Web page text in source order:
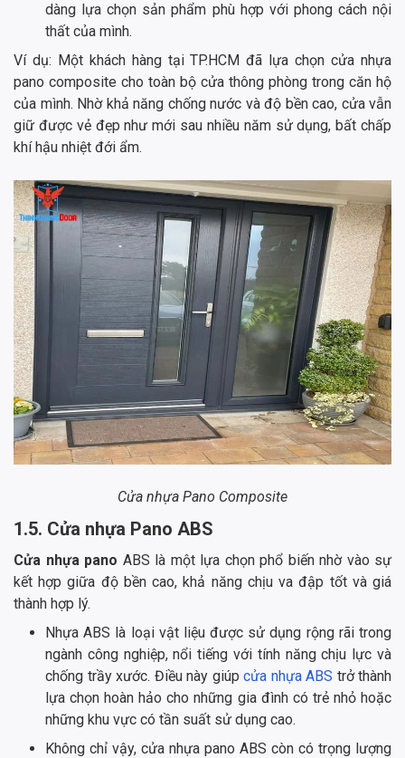
dàng lựa chọn sản phẩm phù hợp với phong cách nội
thất của mình.
Ví dụ: Một khách hàng tại TP.HCM đã lựa chọn cửa nhựa
pano composite cho toàn bộ cửa thông phòng trong căn hộ
của mình. Nhờ khả năng chống nước và độ bền cao, cửa vẫn
giữ được vẻ đẹp như mới sau nhiều năm sử dụng, bất chấp
khí hậu nhiệt đới ẩm.
Cửa nhựa Pano Composite
1.5. Cửa nhựa Pano ABS
Cửa nhựa pano ABS là một lựa chọn phổ biến nhờ vào sự
kết hợp giữa độ bền cao, khả năng chịu va đập tốt và giá
thành hợp lý.
Nhựa ABS là loại vật liệu được sử dụng rộng rãi trong
ngành công nghiệp, nổi tiếng với tính năng chịu lực và
chống trầy xước. Điều này giúp cửa nhựa ABS trở thành
lựa chọn hoàn hảo cho những gia đình có trẻ nhỏ hoặc
những khu vực có tần suất sử dụng cao.
Không chỉ vậy, cửa nhựa pano ABS còn có trọng lượng